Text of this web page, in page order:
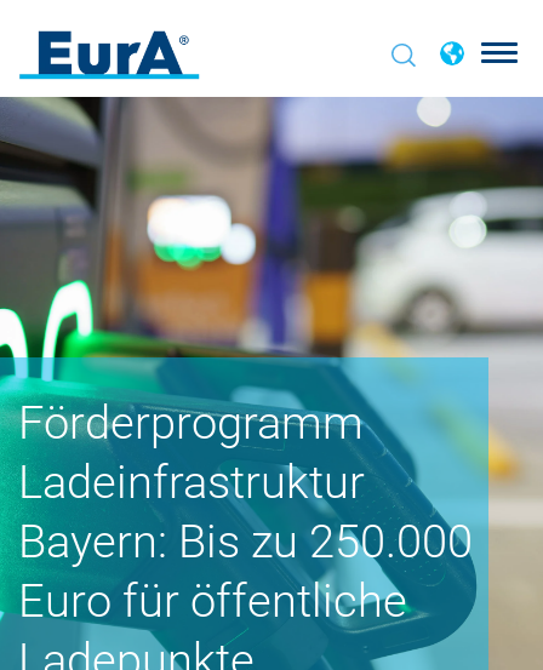
Förderprogramm
Ladeinfrastruktur
Bayern: Bis zu 250.000
Euro für öffentliche